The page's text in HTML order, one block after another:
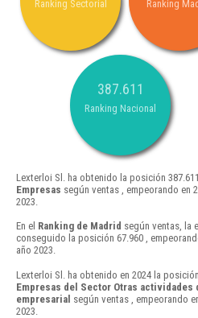
Ranking Sectorial Ranking
387.611
Ranking Nacional
Lexterloi Sl. ha obtenido la posición
Empresas según ventas , empeorando en
2023.
En el Ranking de Madrid según ventas, la
conseguido la posición 67.960 ,
año 2023.
Lexterloi Sl. ha obtenido en 2024 la
Empresas del Sector Otras
empresarial según ventas , empeorando
2023.